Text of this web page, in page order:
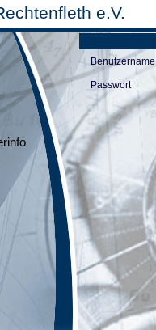
e.V.
Benutzername
Passwort